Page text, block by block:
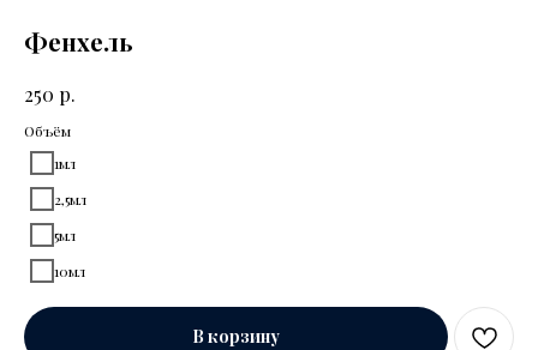
Фенхель
250 р.
Объём
1мл
2,5мл
5мл
10мл
В корзину